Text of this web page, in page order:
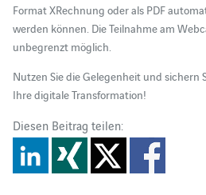
Format XRechnung oder als PDF
werden können. Die Teilnahme am
unbegrenzt möglich.
Nutzen Sie die Gelegenheit und sichern
Ihre digitale Transformation!
Diesen Beitrag teilen: